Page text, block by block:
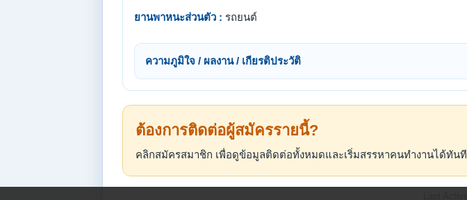
ยานพาหนะส่วนตัว : รถยนต์
ความภูมิใจ / ผลงาน / เกียรติประวัติ
ต้องการติดต่อผู้สมัครรายนี้?
คลิกสมัครสมาชิก เพื่อดูข้อมูลติดต่อทั้งหมดและเริ่มสรรหาคนทำงานได้ทันที